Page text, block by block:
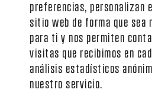
preferencias, personalizan
sitio web de forma que sea
para ti y nos permiten
visitas que recibimos en
análisis estadísticos
nuestro servicio.